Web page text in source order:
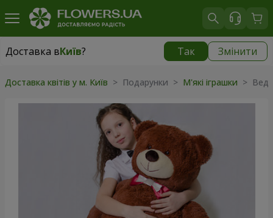
Доставка вКиїв? Так Змінити
Доставка вКиїв
Доставка квітів у м. Київ > Подарунки > М'які іграшки >